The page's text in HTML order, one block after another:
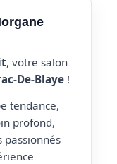
, votre salon
De-Blaye !
tendance,
profond,
passionnés